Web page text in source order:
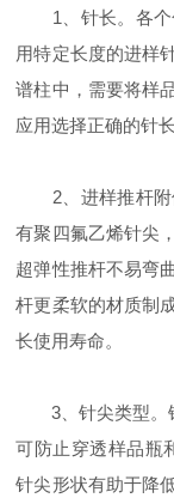
1、针长。各个
用特定长度的进样
谱柱中，需要将样
应用选择正确的针
2、进样推杆附
有聚四氟乙烯针尖
超弹性推杆不易弯
杆更柔软的材质制
长使用寿命。
3、针尖类型。锥
可防止穿透样品瓶
针尖形状有助于降